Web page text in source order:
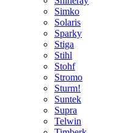
Simko
Solaris
Sparky
Stiga
Stihl
Stohf
Stromo
Sturm!
Suntek
Supra
Telwin